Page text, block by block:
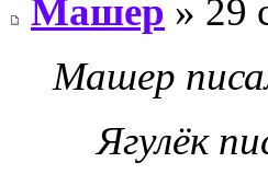
Машер » 29
Машер
Ягулёк